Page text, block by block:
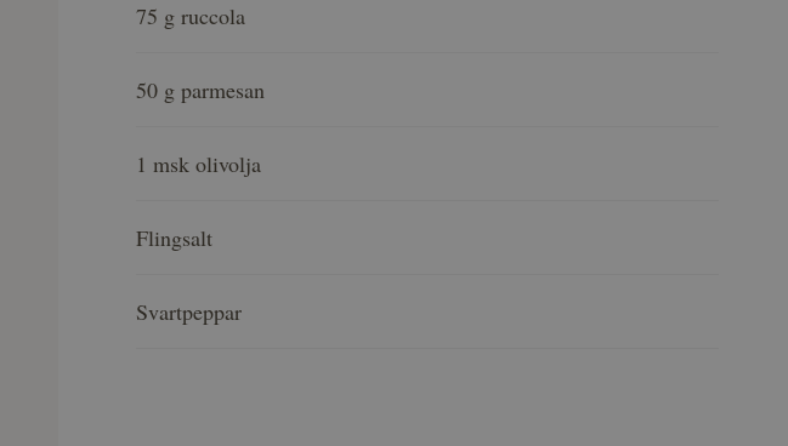
75 g ruccola
50 g parmesan
1 msk olivolja
Flingsalt
Svartpeppar